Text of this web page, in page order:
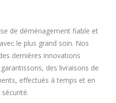
de déménagement fiable et
le plus grand soin. Nos
dernières innovations
des livraisons de
effectués à temps et en